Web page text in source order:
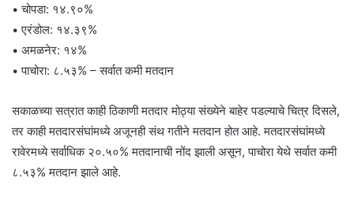
• चोपडा: १४.९०%
• एरंडोल: १४.३९%
• अमळनेर: १४%
• पाचोरा: ८.५३% – सर्वात कमी मतदान
सकाळच्या सत्रात काही ठिकाणी मतदार मोठ्या संख्येने बाहेर पडल्याचे चित्र दिसले,
तर काही मतदारसंघांमध्ये अजूनही संथ गतीने मतदान होत आहे. मतदारसंघांमध्ये
रावेरमध्ये सर्वाधिक २०.५०% मतदानाची नोंद झाली असून, पाचोरा येथे सर्वात कमी
८.५३% मतदान झाले आहे.